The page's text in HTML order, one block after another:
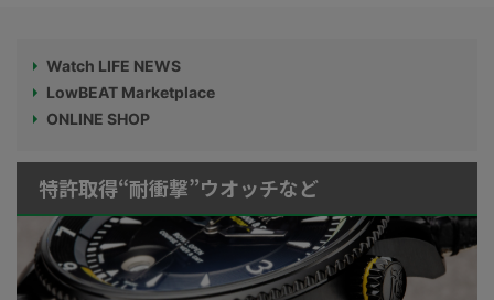
Watch LIFE NEWS
LowBEAT Marketplace
ONLINE SHOP
特許取得“耐衝撃”ウオッチなど